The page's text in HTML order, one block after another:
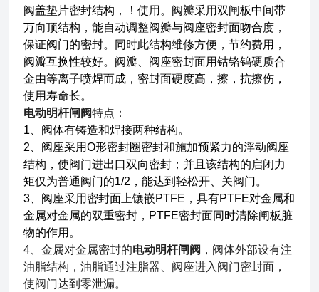
阀盖垫片密封结构，！使用。阀瓣采用双闸板中间带
万向顶结构，能自动调整阀瓣与阀座密封面吻合度，
保证阀门的密封。同时此结构维修方便，节约费用，
阀瓣互换性较好。阀瓣、阀座密封面用钴铬钨硬质合
金由等离子喷焊而成，密封面硬度高，擦，抗擦伤，
使用寿命长。
电动明杆闸阀特点：
1、阀体有铸造和焊接两种结构。
2、阀座采用O形密封圈密封和施加预紧力的浮动阀座
结构，使阀门进出口双向密封；并且该结构的启闭力
矩仅为普通阀门的1/2，能达到轻松开、关阀门。
3、阀座采用密封面上镶嵌PTFE，具有PTFE对金属和
金属对金属的双重密封，PTFE密封面同时清除闸板脏
物的作用。
4、金属对金属密封的电动明杆闸阀 ，阀体外部设有注
油脂结构，油脂通过注脂器、阀座进入阀门密封面，
使阀门达到零泄漏。